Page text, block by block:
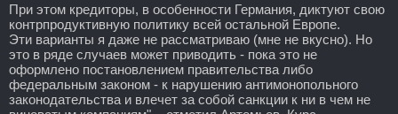
При этом кредиторы, в особенности Германия, диктуют свою
контрпродуктивную политику всей остальной Европе.
Эти варианты я даже не рассматриваю (мне не вкусно). Но
это в ряде случаев может приводить - пока это не
оформлено постановлением правительства либо
федеральным законом - к нарушению антимонопольного
законодательства и влечет за собой санкции к ни в чем не